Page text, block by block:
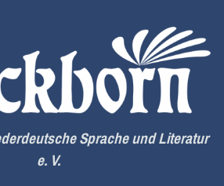
Sprache und Literatur
e. V.